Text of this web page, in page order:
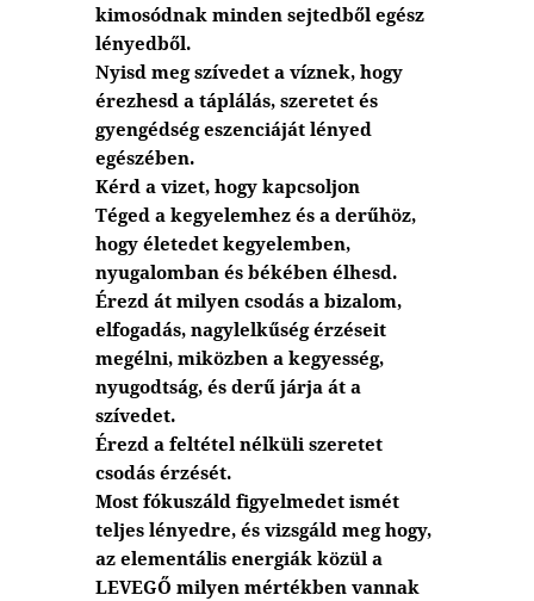
kimosódnak minden sejtedből egész
lényedből.
Nyisd meg szívedet a víznek, hogy
érezhesd a táplálás, szeretet és
gyengédség eszenciáját lényed
egészében.
Kérd a vizet, hogy kapcsoljon
Téged a kegyelemhez és a derűhöz,
hogy életedet kegyelemben,
nyugalomban és békében élhesd.
Érezd át milyen csodás a bizalom,
elfogadás, nagylelkűség érzéseit
megélni, miközben a kegyesség,
nyugodtság, és derű járja át a
szívedet.
Érezd a feltétel nélküli szeretet
csodás érzését.
Most fókuszáld figyelmedet ismét
teljes lényedre, és vizsgáld meg hogy,
az elementális energiák közül a
LEVEGŐ milyen mértékben vannak